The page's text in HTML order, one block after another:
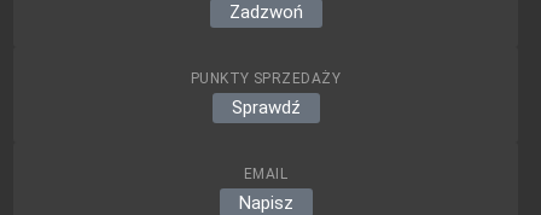
Zadzwoń
PUNKTY SPRZEDAŻY
Sprawdź
EMAIL
Napisz